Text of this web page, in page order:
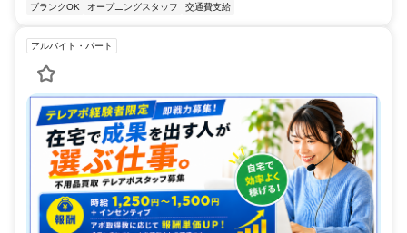
ブランクOK
オープニングスタッフ 交通費支給
アルバイト・パート